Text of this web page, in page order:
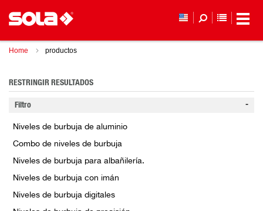
Home productos
RESTRINGIR RESULTADOS
Filtro
Niveles de burbuja de aluminio
Combo de niveles de burbuja
Niveles de burbuja para albañilería.
Niveles de burbuja con imán
Niveles de burbuja digitales
LISTA